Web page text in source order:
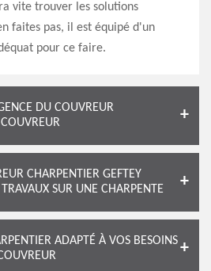
vite trouver les solutions
faites pas, il est équipé d'un
pour ce faire.
DU COUVREUR
CHARPENTIER GEFTEY
SUR UNE CHARPENTE
ADAPTÉ À VOS BESOINS